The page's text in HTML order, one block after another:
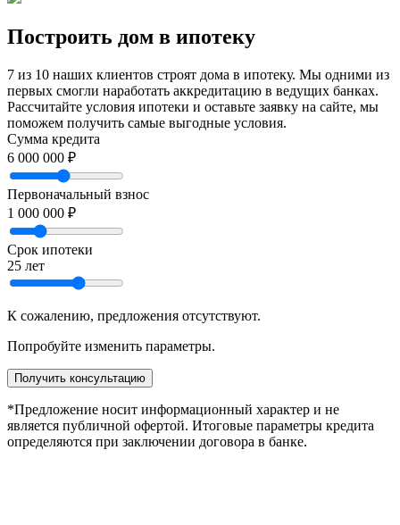
Построить дом в ипотеку
7 из 10 наших клиентов строят дома в ипотеку. Мы одними из
первых смогли наработать аккредитацию в ведущих банках.
Рассчитайте условия ипотеки и оставьте заявку на сайте, мы
поможем получить самые выгодные условия.
Сумма кредита
6 000 000 ₽
Первоначальный взнос
1 000 000 ₽
Срок ипотеки
25 лет
К сожалению, предложения отсутствуют.
Попробуйте изменить параметры.
Получить консультацию
*Предложение носит информационный характер и не
является публичной офертой. Итоговые параметры кредита
определяются при заключении договора в банке.